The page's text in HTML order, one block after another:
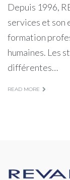
Depuis 1996,
services et son
formation
humaines. Les
différentes…
READ MORE